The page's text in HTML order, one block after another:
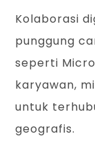
Kolaborasi
punggung
seperti
karyawan,
untuk
geografis.